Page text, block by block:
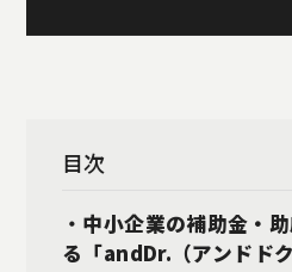
目次
・ 中小企業の補助金・
る「andDr.（アンドドク